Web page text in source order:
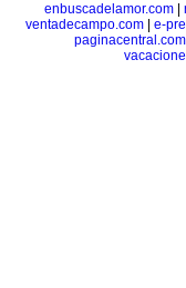
enbuscadelamor.com
ventadecampo.com
e-
paginacentral.com